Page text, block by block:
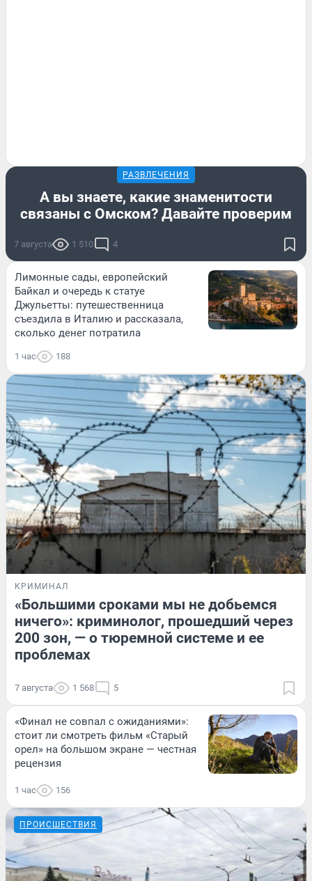
РАЗВЛЕЧЕНИЯ
А вы знаете, какие знаменитости
связаны с Омском? Давайте проверим
7 августа 1 510 4
Лимонные сады, европейский
Байкал и очередь к статуе
Джульетты: путешественница
съездила в Италию и рассказала,
сколько денег потратила
1 час 188
КРИМИНАЛ
«Большими сроками мы не добьемся
ничего»: криминолог, прошедший через
200 зон, — о тюремной системе и ее
проблемах
7 августа 1 568 5
«Финал не совпал с ожиданиями»:
стоит ли смотреть фильм «Старый
орел» на большом экране — честная
рецензия
1 час 156
ПРОИСШЕСТВИЯ